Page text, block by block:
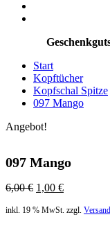
Start
Kopftücher
Kopfschal Spitze
097 Mango
Angebot!
097 Mango
6,00€ Ursprünglicher
war:
1,00 €Aktueller
ist:
inkl. 19 % MwSt. zzgl.